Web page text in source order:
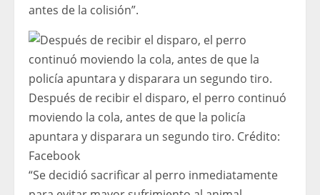
antes de la colisión”.
Después de recibir el disparo, el perro continuó
moviendo la cola, antes de que la policía
apuntara y disparara un segundo tiro. Crédito:
Facebook
“Se decidió sacrificar al perro inmediatamente